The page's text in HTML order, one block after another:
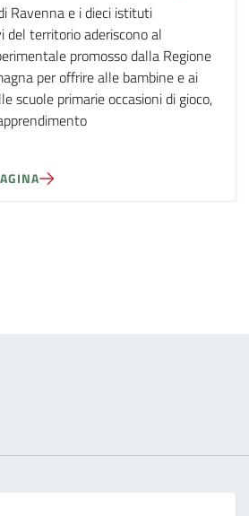
Ravenna e i dieci istituti
del territorio aderiscono al
promosso dalla Regione
per offrire alle bambine e ai
scuole primarie occasioni di gioco,